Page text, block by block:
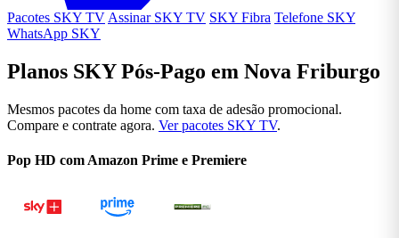
Pacotes SKY TV Assinar SKY TV SKY Fibra Telefone SKY
WhatsApp SKY
Planos SKY Pós-Pago em Nova Friburgo
Mesmos pacotes da home com taxa de adesão promocional.
Compare e contrate agora. Ver pacotes SKY TV.
Pop HD com Amazon Prime e Premiere